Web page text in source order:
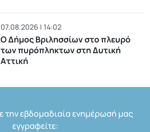
07.08.2026 | 14:02
Ο Δήμος Βριλησσίων στο πλευρό
των πυρόπληκτων στη Δυτική
Αττική
την εβδομαδιαία ενημέρωσή μας
εγγραφείτε: